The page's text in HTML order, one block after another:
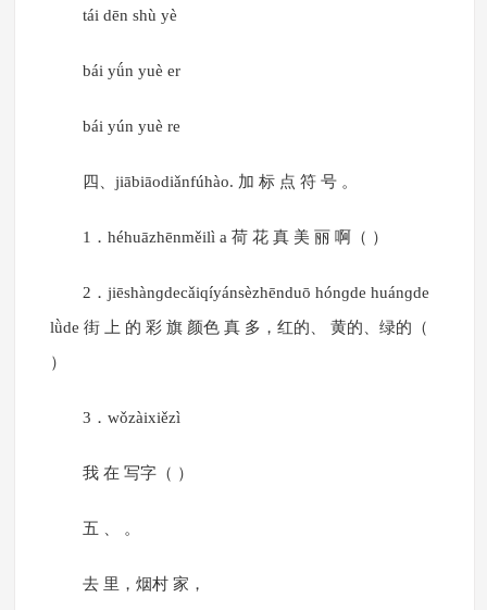
tái dēn shù yè
bái yǘn yuè er
bái yún yuè re
四、jiābiāodiǎnfúhào. 加 标 点 符 号 。
1．héhuāzhēnměilì a 荷 花 真 美 丽 啊（ ）
2．jiēshànɡdecǎiqíyánsèzhēnduō hónɡde huánɡde
lǜde 街 上 的 彩 旗 颜色 真 多，红的、 黄的、绿的（
）
3．wǒzàixiězì
我 在 写字（ ）
五 、 。
去 里，烟村 家，